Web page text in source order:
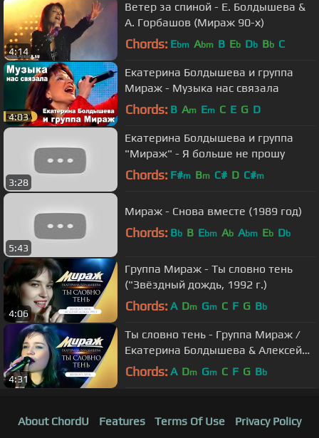
4:14
Ветер за спиной - Е. Болдышева &
А. Горбашов (Мираж 90-х)
Chords: Ebm Abm B Eb Db Bb C
4:03
Екатерина Болдышева и группа
Мираж - Музыка нас связала
Chords: B Am Em C E G D
3:28
Екатерина Болдышева и группа
"Мираж" - Я больше не прошу
Chords: F#m Bm C# D C#m
5:43
Мираж - Снова вместе (1989 год)
Chords: Bb B Ebm Ab Abm Eb Db
4:06
Группа Мираж - Ты словно тень
("Звёздный дождь, 1992 г.)
Chords: A Dm Gm C F G Bb
4:31
Ты словно тень - Группа Мираж /
Екатерина Болдышева & Алексей
Горбашов (1992 год)
Chords: A Dm Gm C F G Bb
About ChordU Features Terms Of Use Privacy Policy